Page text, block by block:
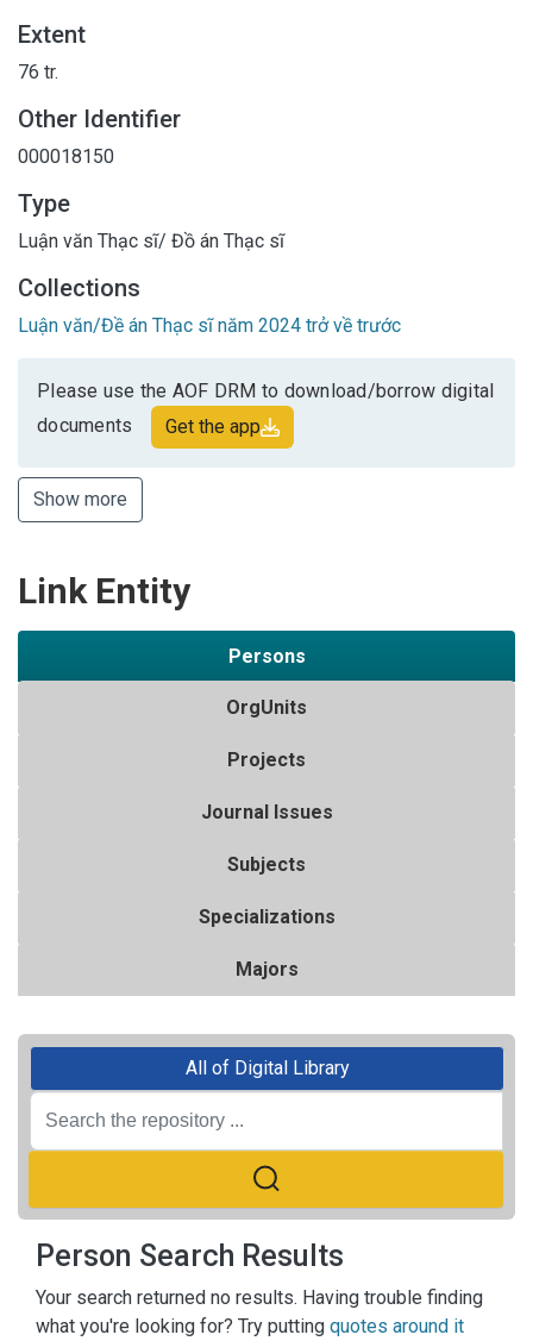
Extent
76 tr.
Other Identifier
000018150
Type
Luận văn Thạc sĩ/ Đồ án Thạc sĩ
Collections
Luận văn/Đề án Thạc sĩ năm 2024 trở về trước
Please use the AOF DRM to download/borrow digital
documents
Get the app
Show more
Link Entity
Persons
OrgUnits
Projects
Journal Issues
Subjects
Specializations
Majors
All of Digital Library
Person Search Results
Your search returned no results. Having trouble finding
what you're looking for? Try putting quotes around it